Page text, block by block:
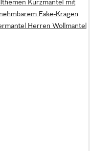
Kurzmantel mit
Fake-Kragen
Herren Wollmantel